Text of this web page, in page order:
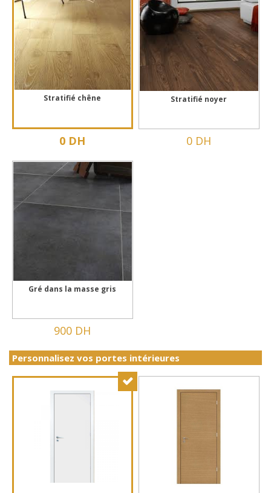
Stratifié chêne
0 DH
Stratifié noyer
0 DH
Gré dans la masse gris
900 DH
Personnalisez vos portes intérieures